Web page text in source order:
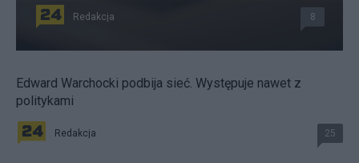
Redakcja 8
Edward Warchocki podbija sieć. Występuje nawet z
politykami
Redakcja 25